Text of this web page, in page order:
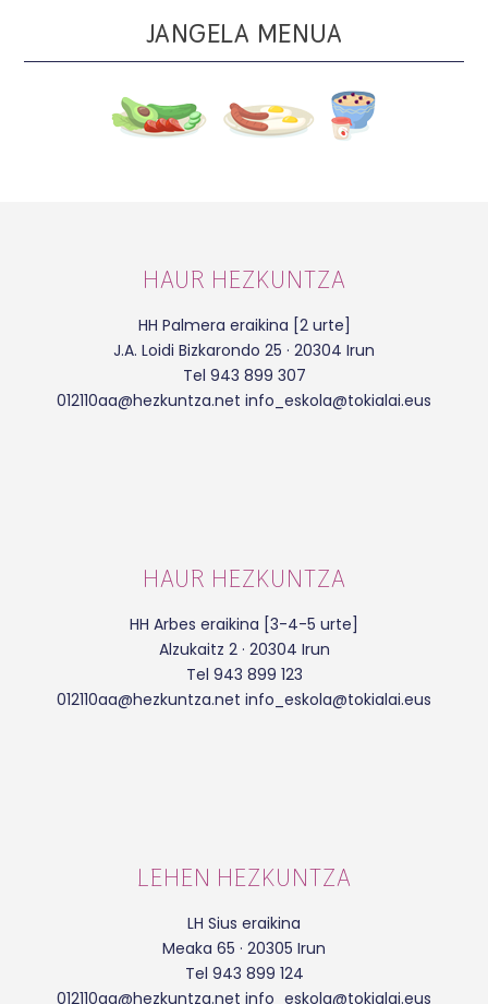
JANGELA MENUA
HAUR HEZKUNTZA
HH Palmera eraikina [2 urte]
J.A. Loidi Bizkarondo 25 · 20304 Irun
Tel 943 899 307
012110aa@hezkuntza.net info_eskola@tokialai.eus
HAUR HEZKUNTZA
HH Arbes eraikina [3-4-5 urte]
Alzukaitz 2 · 20304 Irun
Tel 943 899 123
012110aa@hezkuntza.net info_eskola@tokialai.eus
LEHEN HEZKUNTZA
LH Sius eraikina
Meaka 65 · 20305 Irun
Tel 943 899 124
012110aa@hezkuntza.net info_eskola@tokialai.eus